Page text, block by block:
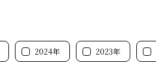
2024年 2023年